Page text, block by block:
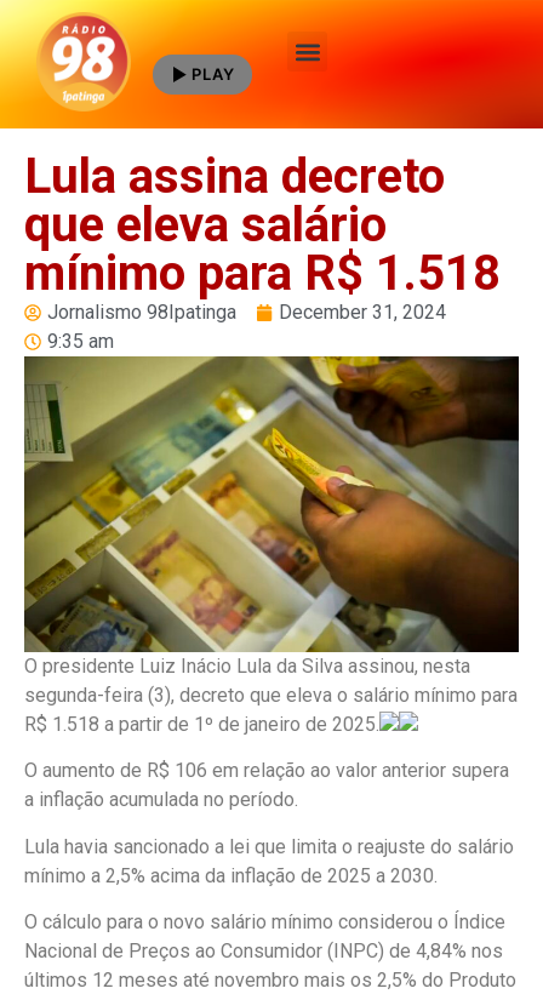
PLAY
Lula assina decreto
que eleva salário
mínimo para R$ 1.518
Jornalismo 98Ipatinga
December 31, 2024
9:35 am
O presidente Luiz Inácio Lula da Silva assinou, nesta
segunda-feira (3), decreto que eleva o salário mínimo para
R$ 1.518 a partir de 1º de janeiro de 2025.
O aumento de R$ 106 em relação ao valor anterior supera
a inflação acumulada no período.
Lula havia sancionado a lei que limita o reajuste do salário
mínimo a 2,5% acima da inflação de 2025 a 2030.
O cálculo para o novo salário mínimo considerou o Índice
Nacional de Preços ao Consumidor (INPC) de 4,84% nos
últimos 12 meses até novembro mais os 2,5% do Produto